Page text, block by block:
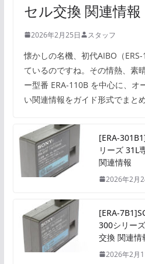
セル交換 関連情報
2026年2月25日 スタッフ
懐かしの名機、初代AIBO（
ているのですね。その情熱、素
ー型番 ERA-110B を中心に、オ
い関連情報をガイド形式でまと
[ERA-
リーズ 31L
関連情報
2026年2月
[ERA-
300シリー
交換 関連情
2026年2月